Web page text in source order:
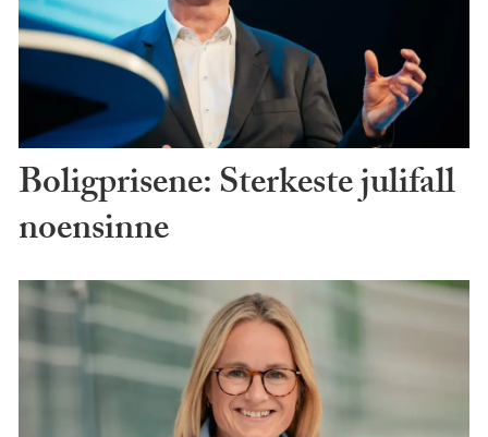
Boligprisene: Sterkeste julifall
noensinne